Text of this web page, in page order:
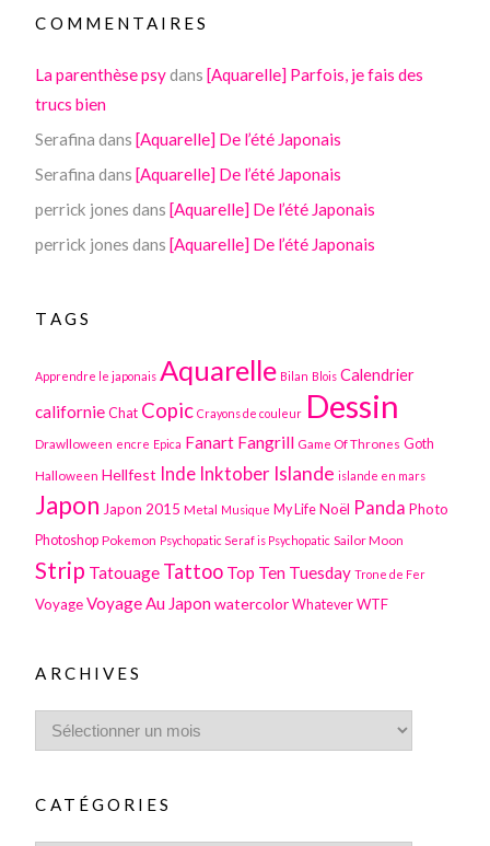
COMMENTAIRES
La parenthèse psydans[Aquarelle] Parfois, je fais des
trucs bien
Serafina dans[Aquarelle] De l’été Japonais
Serafina dans[Aquarelle] De l’été Japonais
perrick jones dans[Aquarelle] De l’été Japonais
perrick jones dans[Aquarelle] De l’été Japonais
TAGS
Apprendre le japonais Aquarelle Bilan Blois Calendrier
californie Chat Copic Crayons de couleur Dessin
Drawlloween encre Epica Fanart Fangrill Game Of Thrones Goth
Halloween Hellfest Inde Inktober Islande islande en mars
Japon Japon 2015 Metal Musique My Life Noël Panda Photo
Photoshop Pokemon Psychopatic Seraf is Psychopatic Sailor Moon
Strip Tatouage Tattoo Top Ten Tuesday Trone de Fer
Voyage Voyage Au Japon watercolor Whatever WTF
ARCHIVES
CATÉGORIES